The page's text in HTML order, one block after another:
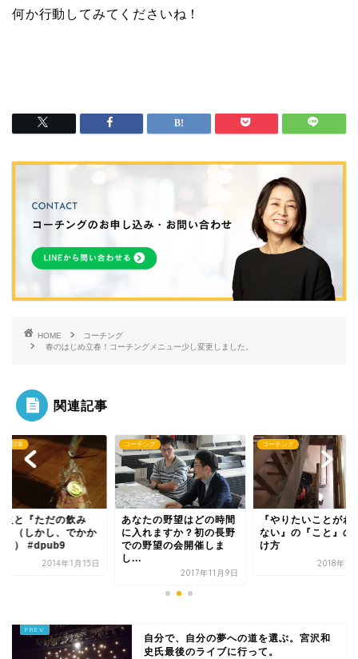
何か行動してみてくださいね！
HOME
コーチング
春のはじめ立春！コーチングメニュー少し変更しました。
関連記事
ング
たの野望はどの時間
れますか？初の長野
野望の会開催しま
コーチング
『やりたいことがわから
ない』の『こと』の見つ
け方
コーチの日常
焚き火と『ただの飲
会』。（しかし、で
った！） #dpub9
2014年1
自分で、自分の夢への道を選ぶ。宮沢和
史氏最後のライブに行って。